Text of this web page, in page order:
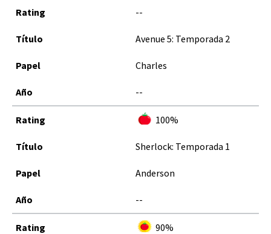
--
Avenue 5: Temporada 2
Charles
--
100%
Sherlock: Temporada 1
Anderson
--
90%